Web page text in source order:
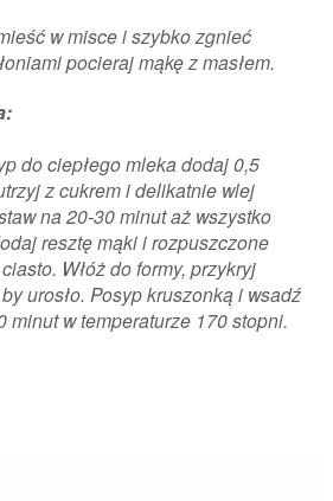
w misce i szybko zgnieć
pocieraj mąkę z masłem.
do ciepłego mleka dodaj 0,5
z cukrem i delikatnie wlej
na 20-30 minut aż wszystko
resztę mąki i rozpuszczone
Włóż do formy, przykryj
urosło. Posyp kruszonką i wsadź
minut w temperaturze 170 stopni.